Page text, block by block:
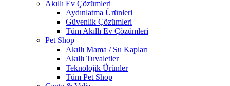
Akıllı Ev Çözümleri
Aydınlatma Ürünleri
Güvenlik Çözümleri
Tüm Akıllı Ev Çözümleri
Pet Shop
Akıllı Mama / Su Kapları
Akıllı Tuvaletler
Teknolojik Ürünler
Tüm Pet Shop